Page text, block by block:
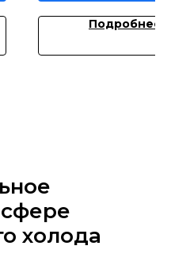
Подробнее
холода